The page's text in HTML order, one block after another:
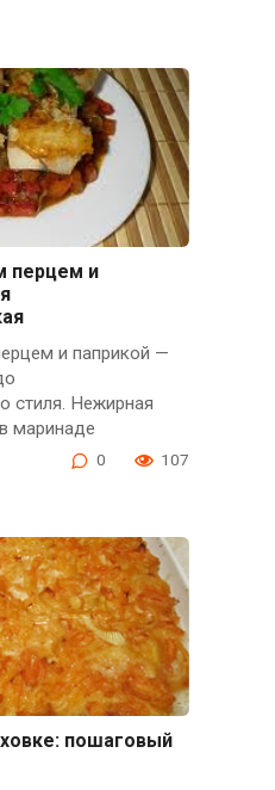
перцем и
и паприкой —
стиля. Нежирная
маринаде
0 107
пошаговый